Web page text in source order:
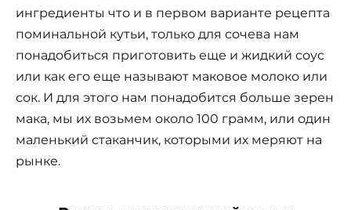
ингредиенты что и в первом варианте рецепта
поминальной кутьи, только для сочева нам
понадобиться приготовить еще и жидкий соус
или как его еще называют маковое молоко или
сок. И для этого нам понадобится больше зерен
мака, мы их возьмем около 100 грамм, или один
маленький стаканчик, которыми их меряют на
рынке.